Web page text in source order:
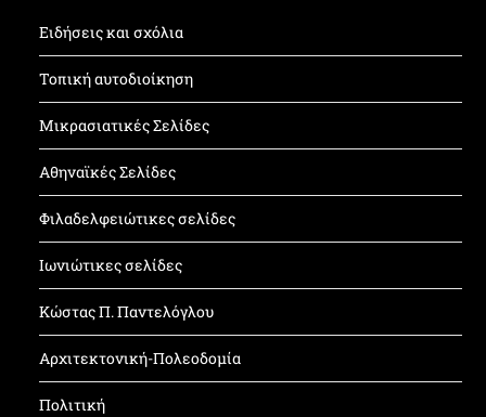
Ειδήσεις και σχόλια
Τοπική αυτοδιοίκηση
Μικρασιατικές Σελίδες
Αθηναϊκές Σελίδες
Φιλαδελφειώτικες σελίδες
Ιωνιώτικες σελίδες
Κώστας Π. Παντελόγλου
Αρχιτεκτονική-Πολεοδομία
Πολιτική